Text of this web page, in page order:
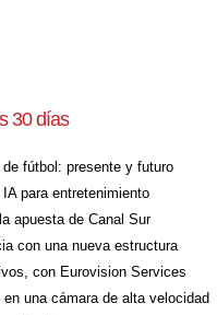
30 días
fútbol: presente y futuro
para entretenimiento
apuesta de Canal Sur
con una nueva estructura
con Eurovision Services
una cámara de alta velocidad